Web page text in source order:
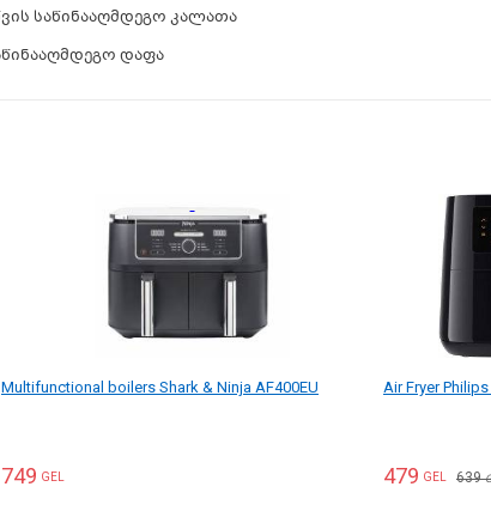
საწინააღმდეგო კალათა
დაფა
Multifunctional boilers Shark & Ninja AF400EU
749 GEL
Air Fryer
479 GEL 639